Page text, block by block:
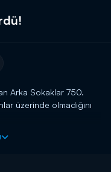
Arka Sokaklar 750.
üzerinde olmadığını
20.00'da Kanal